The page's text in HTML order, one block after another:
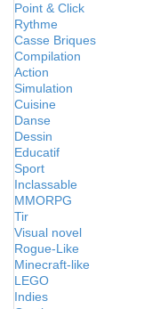
Point & Click
Rythme
Casse Briques
Compilation
Action
Simulation
Cuisine
Danse
Dessin
Educatif
Sport
Inclassable
MMORPG
Tir
Visual novel
Rogue-Like
Minecraft-like
LEGO
Indies